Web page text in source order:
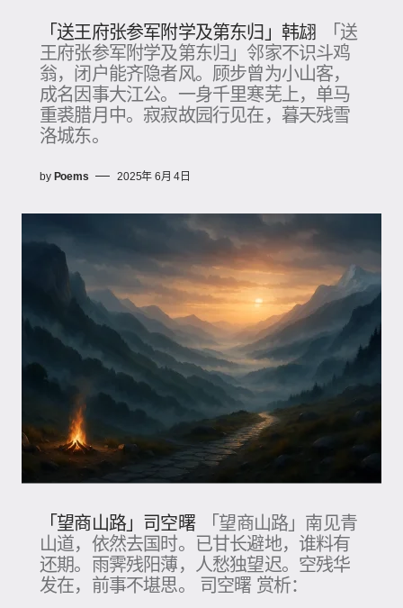
「送王府张参军附学及第东归」韩翃
「送
王府张参军附学及第东归」邻家不识斗鸡
翁，闭户能齐隐者风。顾步曾为小山客，
成名因事大江公。一身千里寒芜上，单马
重裘腊月中。寂寂故园行见在，暮天残雪
洛城东。
by Poems 2025年 6月 4日
「望商山路」司空曙
「望商山路」南见青
山道，依然去国时。已甘长避地，谁料有
还期。雨霁残阳薄，人愁独望迟。空残华
发在，前事不堪思。 司空曙 赏析：